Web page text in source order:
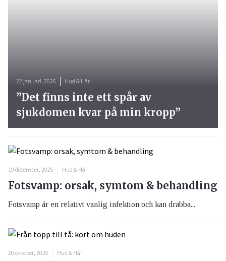
22 januari, 2026 Hud & Hår
”Det finns inte ett spår av
sjukdomen kvar på min kropp”
19 december, 2025 Hud & Hår
Fotsvamp: orsak, symtom & behandling
Fotsvamp är en relativt vanlig infektion och kan drabba...
20 oktober, 2025 Hud & Hår